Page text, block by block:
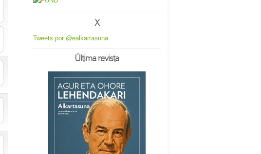
X
Tweets por @ealkartasuna
Última revista